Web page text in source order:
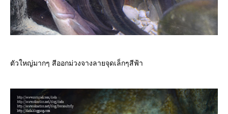
ตัวใหญ่มากๆ สีออกม่วงจางลายจุดเล็กๆสีฟ้า